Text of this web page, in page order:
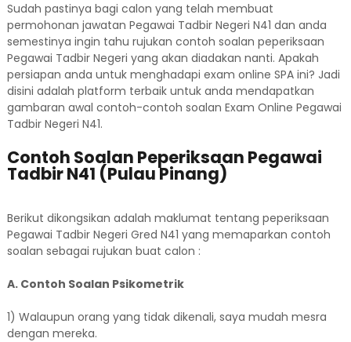
Sudah pastinya bagi calon yang telah membuat
permohonan jawatan Pegawai Tadbir Negeri N41 dan anda
semestinya ingin tahu rujukan contoh soalan peperiksaan
Pegawai Tadbir Negeri yang akan diadakan nanti. Apakah
persiapan anda untuk menghadapi exam online SPA ini? Jadi
disini adalah platform terbaik untuk anda mendapatkan
gambaran awal contoh-contoh soalan Exam Online Pegawai
Tadbir Negeri N41.
Contoh Soalan Peperiksaan Pegawai
Tadbir N41 (Pulau Pinang)
Berikut dikongsikan adalah maklumat tentang peperiksaan
Pegawai Tadbir Negeri Gred N41 yang memaparkan contoh
soalan sebagai rujukan buat calon :
A. Contoh Soalan Psikometrik
1) Walaupun orang yang tidak dikenali, saya mudah mesra
dengan mereka.